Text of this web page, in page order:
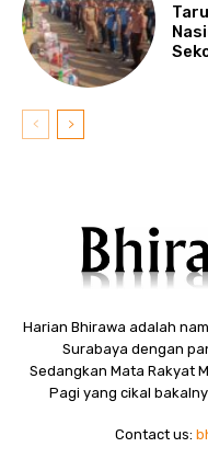
Harian Bhirawa adalah
Surabaya dengan
Sedangkan Mata Rakyat
Pagi yang cikal
Contact us: